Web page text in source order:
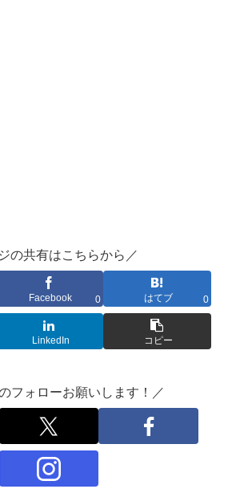
の共有はこちらから／
Facebook 0 はてブ 0
LinkedIn コピー
フォローお願いします！／